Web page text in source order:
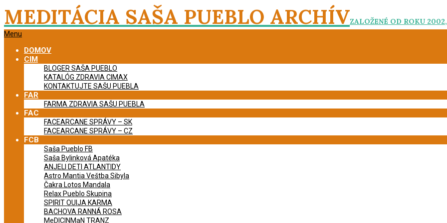
Skip
to
content
MEDITÁCIA SAŠA PUEBLO ARCHÍVZALOŽENÉ OD ROKU
Primary
Menu
Menu
DOMOV
CIM
BLOGER SAŠA PUEBLO
KATALÓG ZDRAVIA CIMAX
KONTAKTUJTE SAŠU PUEBLA
FAR
FARMA ZDRAVIA SAŠU PUEBLA
FAC
FACEARCANE SPRÁVY – SK
FACEARCANE SPRÁVY – CZ
FCB
Saša Pueblo FB
Saša Bylinková Apatéka
ANJELI DETI ATLANTIDY
Astro Mantia Veštba Sibyla
Čakra Lotos Mandala
Relax Pueblo Skupina
SPIRIT OUIJA KARMA
BACHOVA RANNÁ ROSA
MeDICINMaN TRANZ